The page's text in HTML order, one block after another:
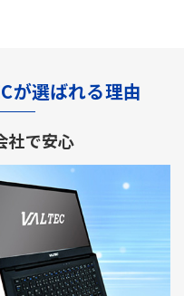
が選ばれる理由
社で安心